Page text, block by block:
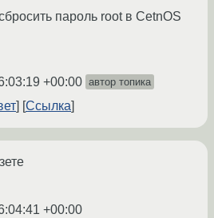
пароль root в CetnOS
+00:00 автор топика
Ссылка
+00:00